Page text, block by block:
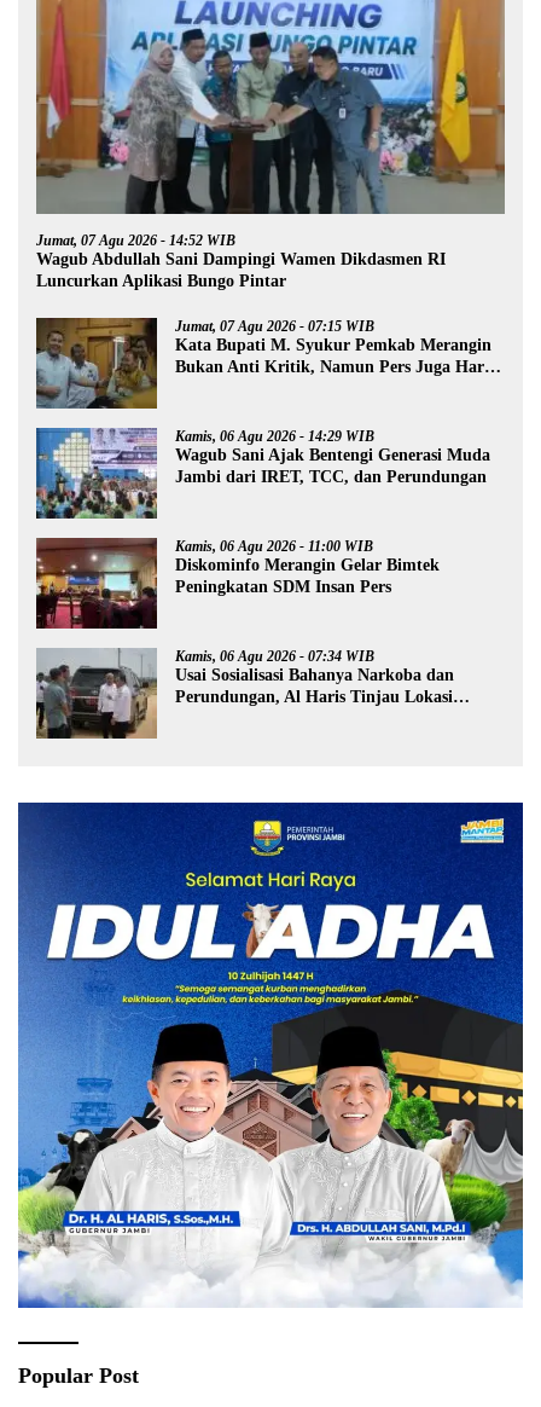
Jumat, 07 Agu 2026 - 14:52 WIB
Wagub Abdullah Sani Dampingi Wamen Dikdasmen RI
Luncurkan Aplikasi Bungo Pintar
Jumat, 07 Agu 2026 - 07:15 WIB
Kata Bupati M. Syukur Pemkab Merangin
Bukan Anti Kritik, Namun Pers Juga Harus
Kamis, 06 Agu 2026 - 14:29 WIB
Wagub Sani Ajak Bentengi Generasi Muda
Jambi dari IRET, TCC, dan Perundungan
Kamis, 06 Agu 2026 - 11:00 WIB
Diskominfo Merangin Gelar Bimtek
Peningkatan SDM Insan Pers
Kamis, 06 Agu 2026 - 07:34 WIB
Usai Sosialisasi Bahanya Narkoba dan
Perundungan, Al Haris Tinjau Lokasi
Popular Post